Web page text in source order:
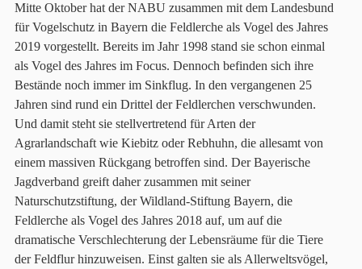
Mitte Oktober hat der NABU zusammen mit dem Landesbund
für Vogelschutz in Bayern die Feldlerche als Vogel des Jahres
2019 vorgestellt. Bereits im Jahr 1998 stand sie schon einmal
als Vogel des Jahres im Focus. Dennoch befinden sich ihre
Bestände noch immer im Sinkflug. In den vergangenen 25
Jahren sind rund ein Drittel der Feldlerchen verschwunden.
Und damit steht sie stellvertretend für Arten der
Agrarlandschaft wie Kiebitz oder Rebhuhn, die allesamt von
einem massiven Rückgang betroffen sind. Der Bayerische
Jagdverband greift daher zusammen mit seiner
Naturschutzstiftung, der Wildland-Stiftung Bayern, die
Feldlerche als Vogel des Jahres 2018 auf, um auf die
dramatische Verschlechterung der Lebensräume für die Tiere
der Feldflur hinzuweisen. Einst galten sie als Allerweltsvögel,